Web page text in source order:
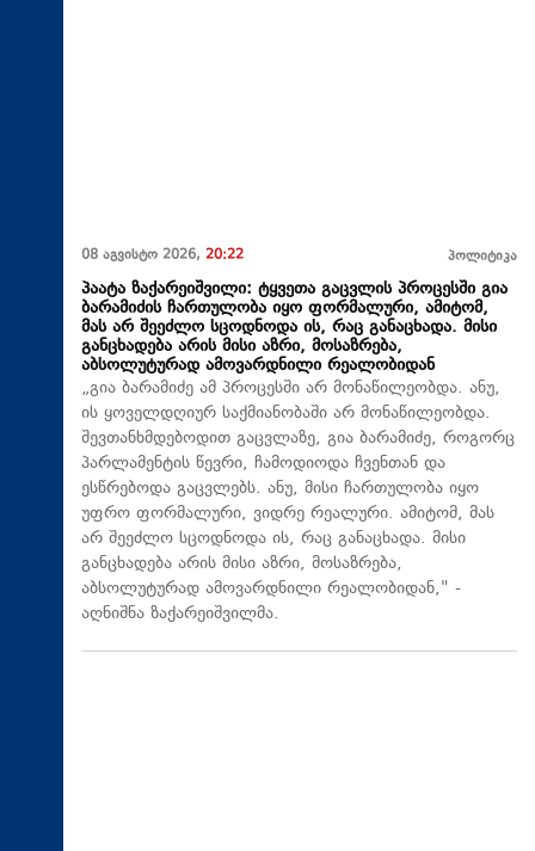
08 აგვისტო 2026, 20:22 პოლიტიკა
პაატა ზაქარეიშვილი: ტყვეთა გაცვლის პროცესში გია
ბარამიძის ჩართულობა იყო ფორმალური, ამიტომ,
მას არ შეეძლო სცოდნოდა ის, რაც განაცხადა. მისი
განცხადება არის მისი აზრი, მოსაზრება,
აბსოლუტურად ამოვარდნილი რეალობიდან
„გია ბარამიძე ამ პროცესში არ მონაწილეობდა. ანუ,
ის ყოველდღიურ საქმიანობაში არ მონაწილეობდა.
შევთანხმდებოდით გაცვლაზე, გია ბარამიძე, როგორც
პარლამენტის წევრი, ჩამოდიოდა ჩვენთან და
ესწრებოდა გაცვლებს. ანუ, მისი ჩართულობა იყო
უფრო ფორმალური, ვიდრე რეალური. ამიტომ, მას
არ შეეძლო სცოდნოდა ის, რაც განაცხადა. მისი
განცხადება არის მისი აზრი, მოსაზრება,
აბსოლუტურად ამოვარდნილი რეალობიდან," -
აღნიშნა ზაქარეიშვილმა.